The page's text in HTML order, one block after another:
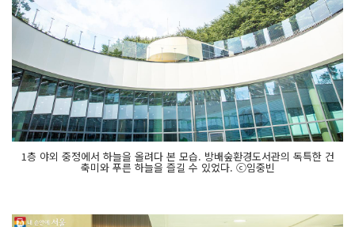
1층 야외 중정에서 하늘을 올려다 본 모습. 방배숲환경도서관의 독특한 건
축미와 푸른 하늘을 즐길 수 있었다. ⓒ임중빈